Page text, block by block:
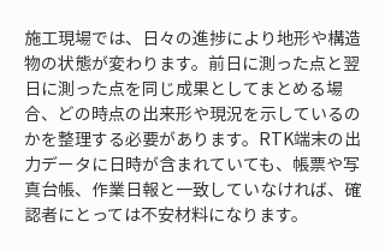
施工現場では、日々の進捗により地形や構造
物の状態が変わります。前日に測った点と翌
日に測った点を同じ成果としてまとめる場
合、どの時点の出来形や現況を示しているの
かを整理する必要があります。RTK端末の出
力データに日時が含まれていても、帳票や写
真台帳、作業日報と一致していなければ、確
認者にとっては不安材料になります。